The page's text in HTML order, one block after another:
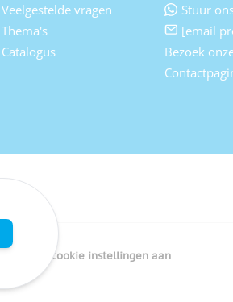
Veelgestelde vragen
Thema's
Catalogus
Stuur
[email
Bezoek
Pas cookie instellingen aan